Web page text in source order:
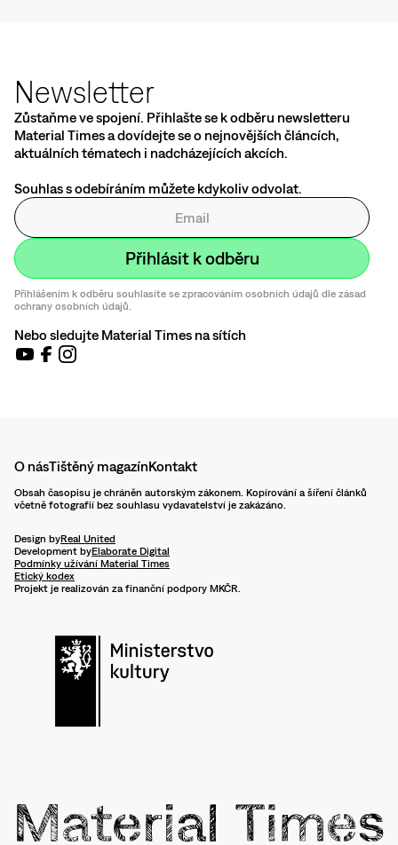
Newsletter
Zůstaňme ve spojení. Přihlašte se k odběru newsletteru
Material Times a dovídejte se o nejnovějších článcích,
aktuálních tématech i nadcházejících akcích.
Souhlas s odebíráním můžete kdykoliv odvolat.
Přihlášením k odběru souhlasíte se zpracováním osobních údajů dle zásad
ochrany osobních údajů.
Nebo sledujte Material Times na sítích
O násTištěný magazínKontakt
Obsah časopisu je chráněn autorským zákonem. Kopírování a šíření článků
včetně fotografií bez souhlasu vydavatelství je zakázáno.
Design byReal United
Development byElaborate Digital
Podmínky užívání Material Times
Etický kodex
Projekt je realizován za finanční podpory MKČR.